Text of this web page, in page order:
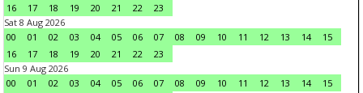
16
17 18 19 20 21 22
23
Sat 8 Aug 2026
00
01 02 03 04 05 06 07 08 09 10 11 12 13 14
15
16
17 18 19 20 21 22
23
Sun 9 Aug 2026
00
01 02 03 04 05 06 07 08 09 10 11 12 13 14
15